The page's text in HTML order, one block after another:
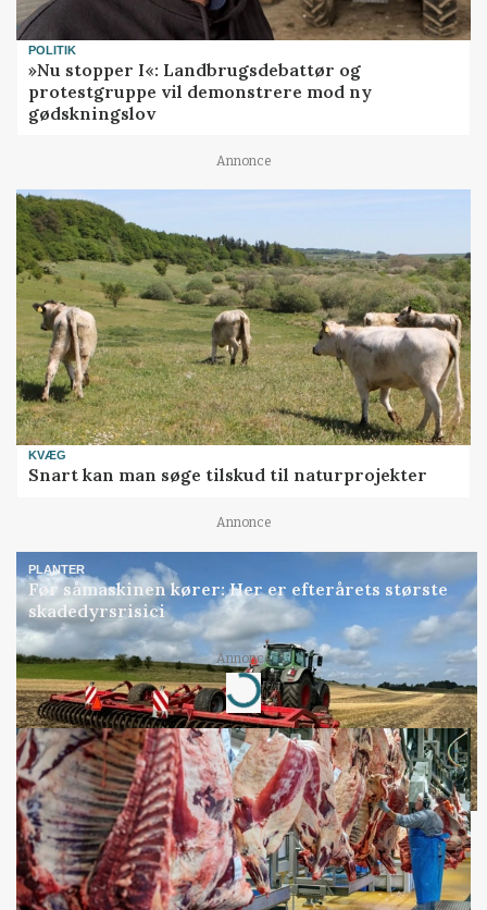
POLITIK
»Nu stopper I«: Landbrugsdebattør og
protestgruppe vil demonstrere mod ny
gødskningslov
Annonce
KVÆG
Snart kan man søge tilskud til naturprojekter
Annonce
PLANTER
Før såmaskinen kører: Her er efterårets største
skadedyrsrisici
Annonce
Loading...